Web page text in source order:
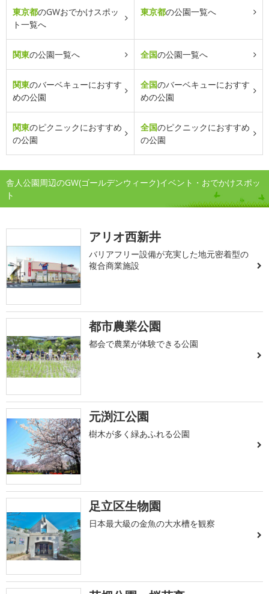
東京都のGWおでかけスポッ
ト一覧へ
東京都の公園一覧へ
関東の公園一覧へ 全国の公園一覧へ
関東のバーベキューにおすす
めの公園
全国のバーベキューにおすす
めの公園
関東のピクニックにおすすめ
の公園
全国のピクニックにおすすめ
の公園
舎人公園周辺のGW(ゴールデンウィーク)イベント・おでかけスポッ
ト
アリオ西新井
バリアフリー設備が充実した地元密着型の
複合商業施設
都市農業公園
都会で農業が体験できる公園
元渕江公園
樹木が多く緑あふれる公園
足立区生物園
日本最大級の金魚の大水槽を観察